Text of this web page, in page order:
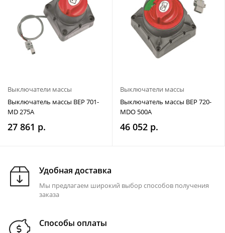
Выключатели массы
Выключатель массы BEP 701-
MD 275A
27 861 р.
Выключатели массы
Выключатель массы BEP 720-
MDO 500A
46 052 р.
Удобная доставка
Мы предлагаем широкий выбор способов получения
заказа
Способы оплаты